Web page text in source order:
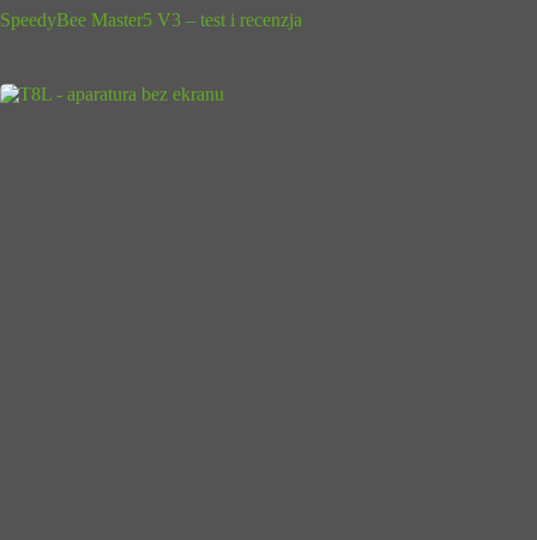
SpeedyBee Master5 V3 – test i recenzja